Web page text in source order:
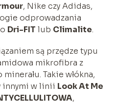
, Nike czy Adidas,
odprowadzania
Dri-FIT lub Climalite.
są przędze typu
mikrofibra z
Takie włókna,
innymi w linii Look At Me
,